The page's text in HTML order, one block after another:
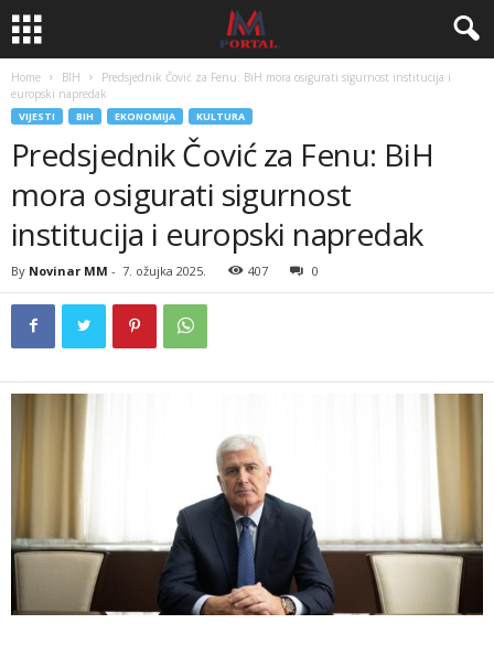
Home BIH
Predsjednik Čović za Fenu: BiH mora osigurati sigurnost institucija i
europski napredak
VIJESTI BIH EKONOMIJA KULTURA
Predsjednik Čović za Fenu: BiH
mora osigurati sigurnost
institucija i europski napredak
By Novinar MM - 7. ožujka 2025. 407 0